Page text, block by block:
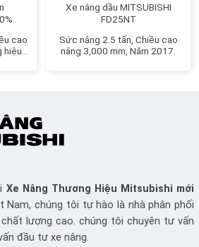
cao
hiệu
Xe nâng dầu MITSUBISHI
FD25NT
Sức nâng 2.5 tấn, Chiều cao
nâng 3,000 mm, Năm 2017.
Xe Nâng Thương Hiệu Mitsubishi mới
Nam, chúng tôi tự hào là nhà phân phối
lượng cao. chúng tôi chuyên tư vấn
đầu tư xe nâng.